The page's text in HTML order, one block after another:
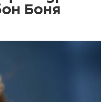
Боня